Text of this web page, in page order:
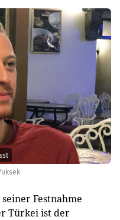
Festnahme
Türkei ist der